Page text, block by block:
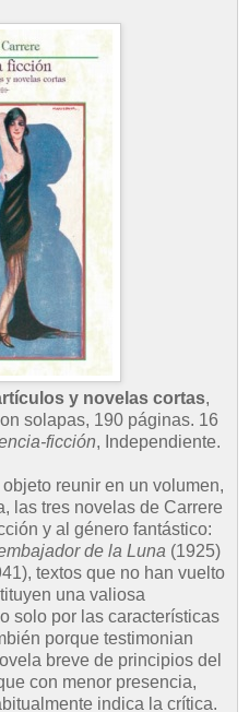
y novelas cortas,
solapas, 190 páginas. 16
ficción, Independiente.
reunir en un volumen,
las tres novelas de Carrere
y al género fantástico:
de la Luna (1925)
textos que no han vuelto
una valiosa
solo por las características
porque testimonian
breve de principios del
con menor presencia,
indica la crítica.